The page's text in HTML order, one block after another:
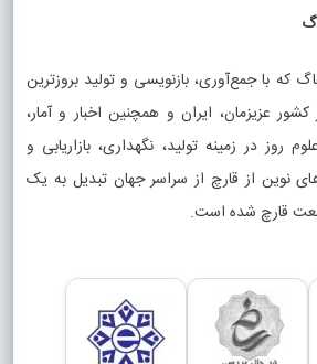
که با جمع‌آوری، بازنویسی و تولید بروزترین
عزیزمان، ایران و همچنین اخبار و آمار،
روز در زمینه تولید، نگهداری، بازاریابی و
نوین از قارچ از سراسر جهان تبدیل به یک
قارچ شده است.